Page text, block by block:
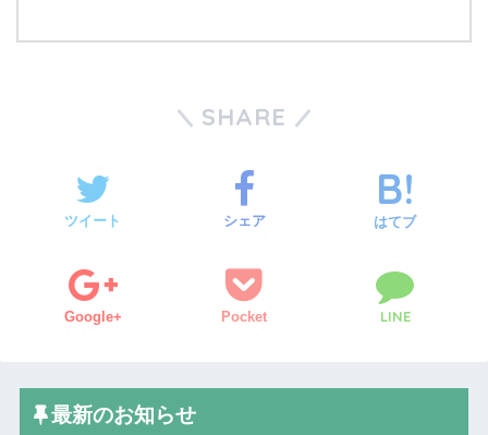
SHARE
ツイート シェア はてブ
Google+ Pocket LINE
最新のお知らせ